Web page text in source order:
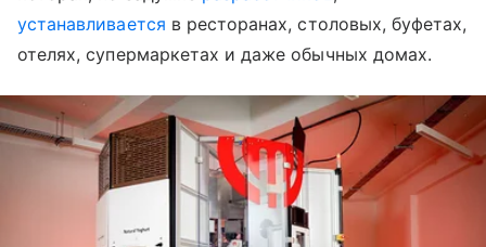
устанавливается в ресторанах, столовых, буфетах,
отелях, супермаркетах и даже обычных домах.